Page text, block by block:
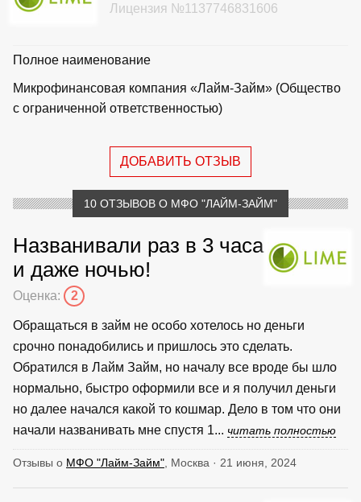
Лицензия №1137746831606
Полное наименование
Микрофинансовая компания «Лайм-Займ» (Общество
с ограниченной ответственностью)
ДОБАВИТЬ ОТЗЫВ
10 ОТЗЫВОВ О МФО "ЛАЙМ-ЗАЙМ"
Названивали раз в 3 часа
и даже ночью!
Оценка: 2
Обращаться в займ не особо хотелось но деньги
срочно понадобились и пришлось это сделать.
Обратился в Лайм Займ, но началу все вроде бы шло
нормально, быстро оформили все и я получил деньги
но далее начался какой то кошмар. Дело в том что они
начали названивать мне спустя 1... читать полностью
Отзывы о МФО "Лайм-Займ" , Москва · 21 июня, 2024